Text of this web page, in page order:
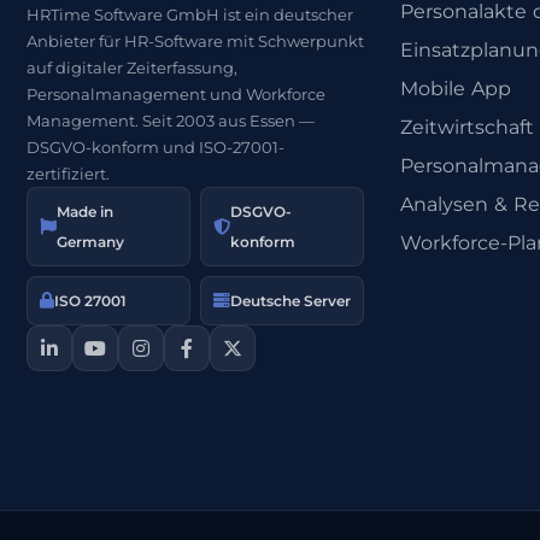
HRTime Software GmbH ist ein deutscher
Anbieter für HR-Software mit Schwerpunkt
auf digitaler Zeiterfassung,
Personalmanagement und Workforce
Management. Seit 2003 aus Essen —
DSGVO-konform und ISO-27001-
zertifiziert.
Made in
Germany
DSGVO-
konform
ISO 27001 Deutsche Server
Personalakte
Mobile App
Zeitwirtschaft
Analysen &
Workforce-